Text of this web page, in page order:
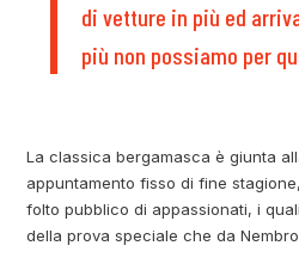
di vetture in più ed
più non possiamo per
La classica bergamasca è giunta
appuntamento fisso di fine
folto pubblico di appassionati, i
della prova speciale che da